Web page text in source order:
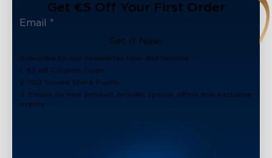
Get €5 Off Your First Order
Get It Now!
Subscribe to our newsletter now and receive:
1. €5 off Coupon Code
2. 100 Govee Store Points
3. Emails on new product arrivals, special offers and exclusive
events